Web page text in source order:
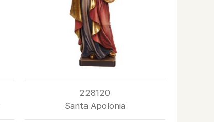
228120
Santa Apolonia